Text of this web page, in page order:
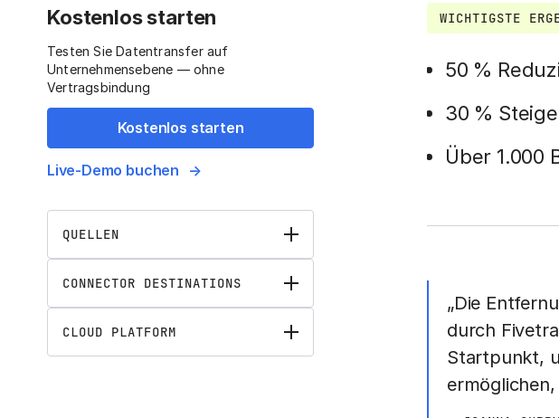
Kostenlos starten
Testen Sie Datentransfer auf
Unternehmensebene — ohne
Vertragsbindung
Kostenlos starten
Live-Demo buchen
QUELLEN
CONNECTOR DESTINATIONS
CLOUD PLATFORM
WICHTIGSTE
50 %
30 %
Über 1.000
„Die
durch
Startpunkt,